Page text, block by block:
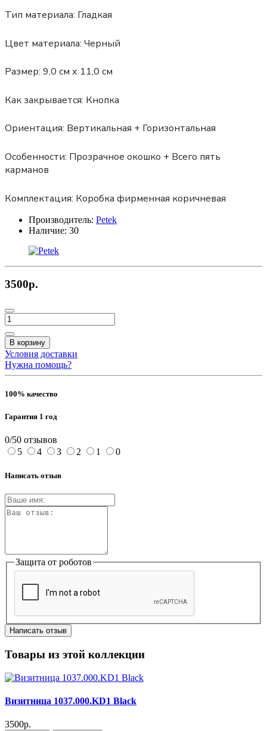
Тип материала: Гладкая
Цвет материала: Черный
Размер: 9,0 см х 11,0 см
Как закрывается: Кнопка
Ориентация: Вертикальная + Горизонтальная
Особенности: Прозрачное окошко + Всего пять
карманов
Комплектация: Коробка фирменная коричневая
Производитель: Petek
Наличие: 30
3500р.
В корзину
Условия доставки
Нужна помощь?
100% качество
Гарантия 1 год
0/50 отзывов
5
4 3 2 1 0
Написать отзыв
Защита от роботов
Написать отзыв
Товары из этой коллекции
Визитница 1037.000.KD1 Black
3500р.